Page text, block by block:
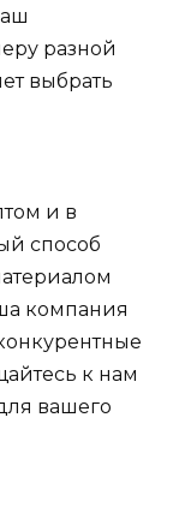
разной
выбрать
и в
способ
компания
к нам
вашего